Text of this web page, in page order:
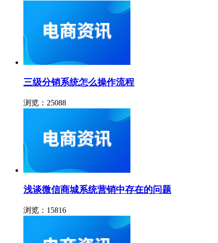
三级分销系统怎么操作流程
浏览：25088
浅谈微信商城系统营销中存在的问题
浏览：15816